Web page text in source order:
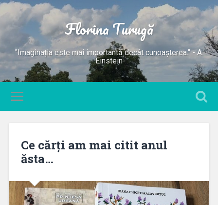
Florina Turugă
"Imaginația este mai importantă decât cunoașterea." - A.
Einstein
Ce cărți am mai citit anul
ăsta…